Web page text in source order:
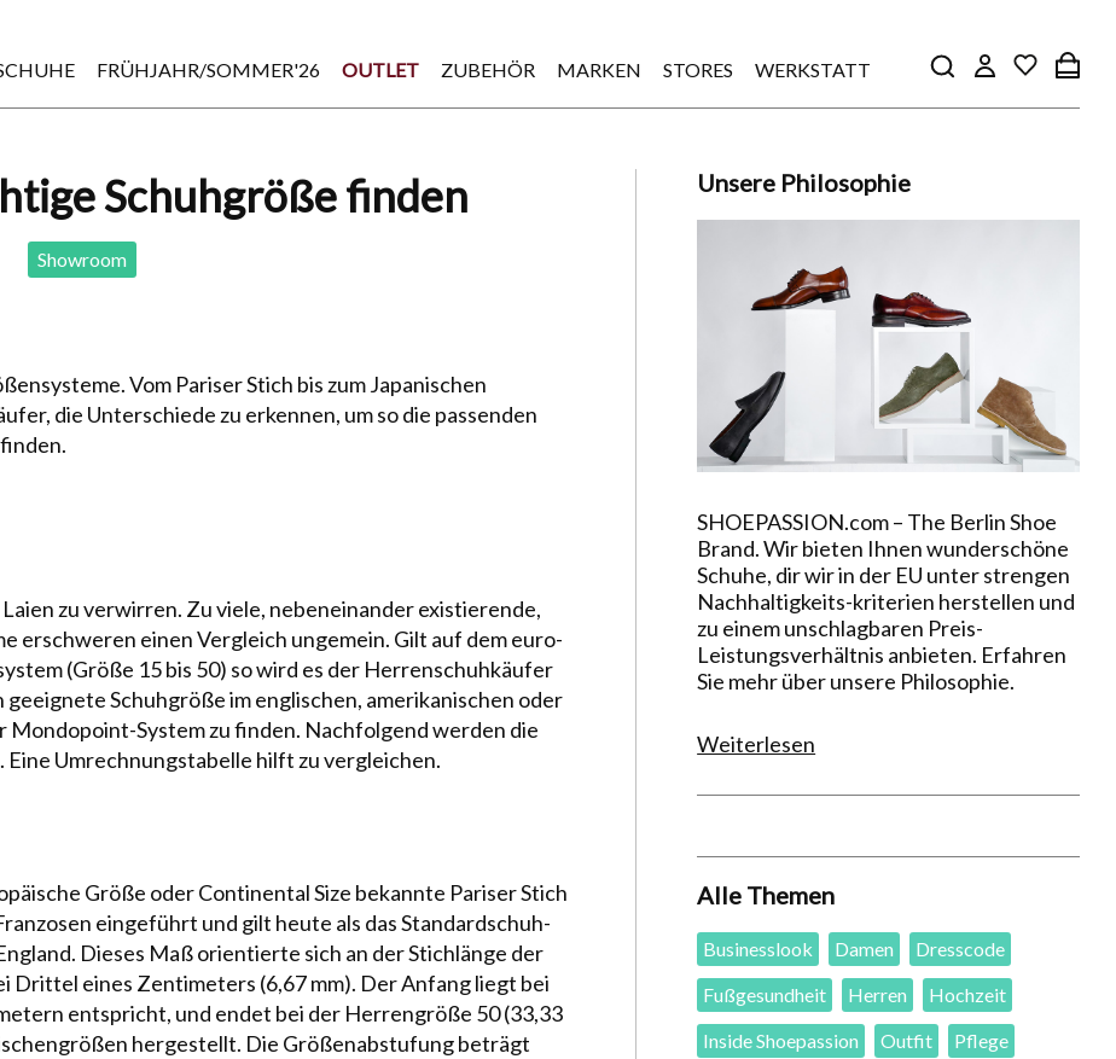
FRÜHJAHR/SOMMER'26 OUTLET ZUBEHÖR MARKEN STORES WERKSTATT
Schuhgröße finden
Showroom
Vom Pa­ri­ser Stich bis zum Japanischen
die Unterschiede zu erkennen, um so die pas­sen­den
zu verwirren. Zu vie­le, nebeneinander existierende,
erschweren einen Vergleich ungemein. Gilt auf dem eu­ro­
(Größe 15 bis 50) so wird es der Herrenschuhkäufer
Schuhgröße im eng­li­schen, ame­ri­ka­ni­schen oder
Mon­do­point-System zu finden. Nachfol­gend wer­den die
Um­rech­nungs­ta­bel­le hilft zu ver­glei­chen.
Größe oder Con­ti­nen­tal Size bekannte Pariser Stich
eingeführt und gilt heute als das Stan­dard­schuh­
Dieses Maß orientierte sich an der Stichlänge der
Drittel eines Zen­ti­me­ters (6,67 mm). Der An­fang liegt bei
ent­spricht, und endet bei der Her­ren­grö­ße 50 (33,33
hergestellt. Die Größen­ab­stu­fung beträgt
Unsere Philosophie
SHOEPASSION.com – The Berlin Shoe
Brand. Wir bieten Ihnen wunderschöne
Schuhe, dir wir in der EU unter strengen
Nachhaltigkeits-kriterien herstellen und
zu einem unschlagbaren Preis-
Leistungsverhältnis anbieten. Erfahren
Sie mehr über unsere Philosophie.
Weiterlesen
Alle Themen
Businesslook Damen
Dresscode
Fußgesundheit
Herren
Hochzeit
Inside Shoepassion
Outfit
Pflege